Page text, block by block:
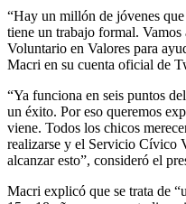
“Hay un millón de jóvenes
tiene un trabajo formal.
Voluntario en Valores para
Macri en su cuenta oficial de
“Ya funciona en seis puntos
un éxito. Por eso queremos
viene. Todos los chicos
realizarse y el Servicio Cívico
alcanzar esto”, consideró el
Macri explicó que se trata de